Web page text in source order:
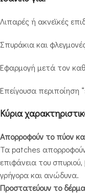
Λιπαρές ή ακνεϊκές
Σπυράκια και
Εφαρμογή μετά τον
Επείγουσα
Κύρια
Απορροφούν το πύον
Τα patches
επιφάνεια του
γρήγορα και ανώδυνα.
Προστατεύουν το